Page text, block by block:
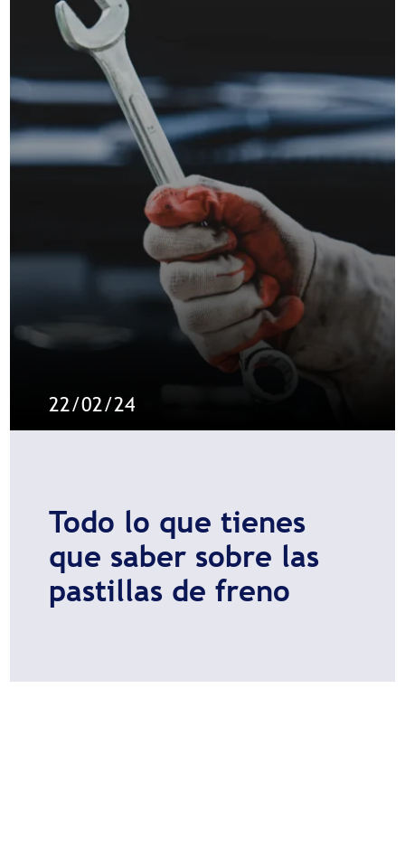
22/02/24
Todo lo que tienes
que saber sobre las
pastillas de freno